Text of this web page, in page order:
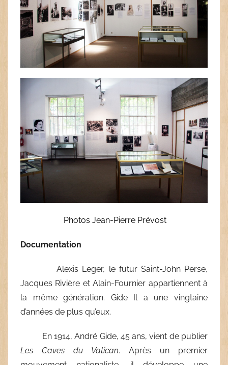
Photos Jean-Pierre Prévost
Documentation
Alexis Leger, le futur Saint-John Perse,
Jacques Rivière et Alain-Fournier appartiennent à
la même génération. Gide Il a une vingtaine
d’années de plus qu’eux.
En 1914, André Gide, 45 ans, vient de publier
Les Caves du Vatican. Après un premier